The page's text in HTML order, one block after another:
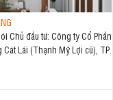
Chủ đầu tư: Công ty Cổ Phần
Lái (Thạnh Mỹ Lợi cũ), TP.